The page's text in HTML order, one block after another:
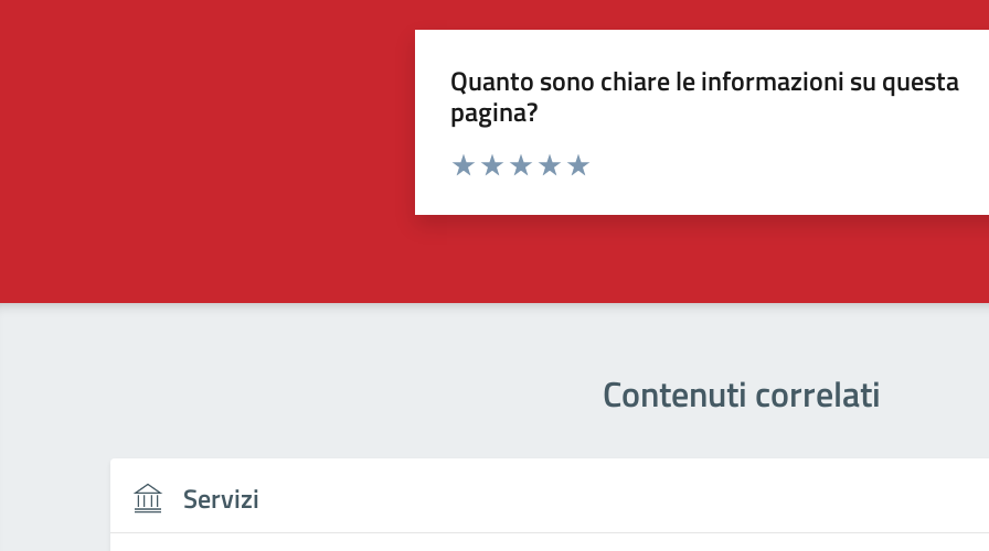
Quanto sono chiare le informazioni su questa
pagina?
Contenuti correlati
Servizi